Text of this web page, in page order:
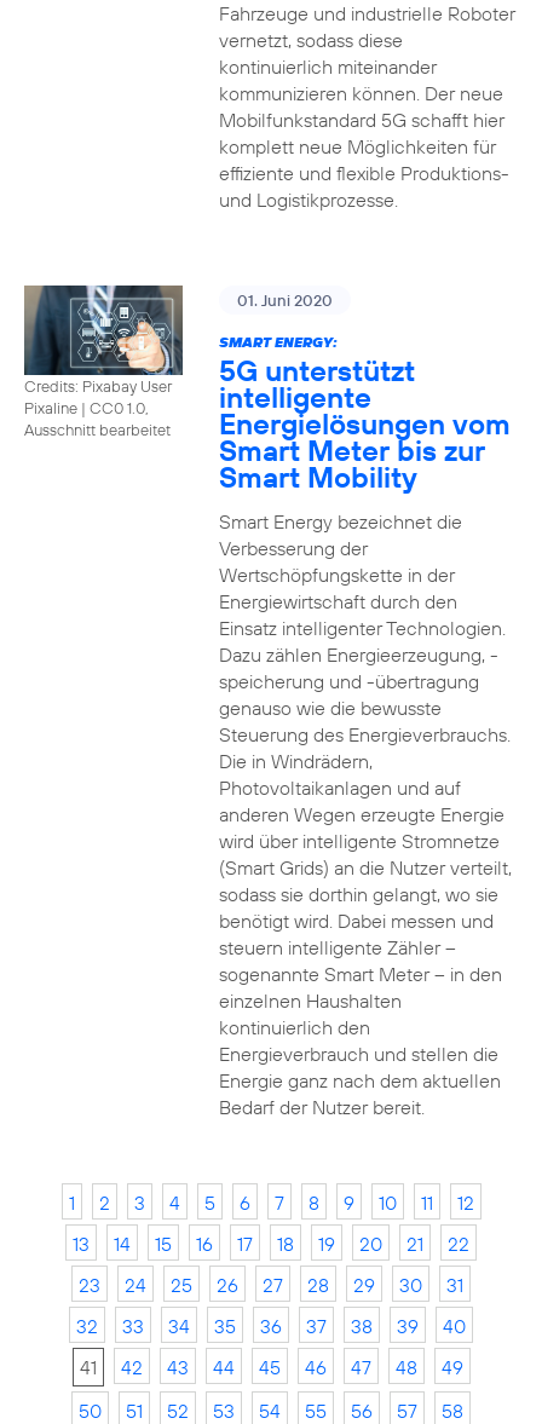
Fahrzeuge und industrielle Roboter
vernetzt, sodass diese
kontinuierlich miteinander
kommunizieren können. Der neue
Mobilfunkstandard 5G schafft hier
komplett neue Möglichkeiten für
effiziente und flexible Produktions-
und Logistikprozesse.
Credits: Pixabay User
Pixaline | CC0 1.0,
Ausschnitt bearbeitet
01. Juni 2020
SMART ENERGY:
5G unterstützt
intelligente
Energielösungen vom
Smart Meter bis zur
Smart Mobility
Smart Energy bezeichnet die
Verbesserung der
Wertschöpfungskette in der
Energiewirtschaft durch den
Einsatz intelligenter Technologien.
Dazu zählen Energieerzeugung, -
speicherung und -übertragung
genauso wie die bewusste
Steuerung des Energieverbrauchs.
Die in Windrädern,
Photovoltaikanlagen und auf
anderen Wegen erzeugte Energie
wird über intelligente Stromnetze
(Smart Grids) an die Nutzer verteilt,
sodass sie dorthin gelangt, wo sie
benötigt wird. Dabei messen und
steuern intelligente Zähler –
sogenannte Smart Meter – in den
einzelnen Haushalten
kontinuierlich den
Energieverbrauch und stellen die
Energie ganz nach dem aktuellen
Bedarf der Nutzer bereit.
1 2 3 4 5 6 7 8 9 10 11
12
13
14 15 16 17 18 19 20 21
22
23
24 25 26 27 28 29 30
31
32
33 34 35 36 37 38 39
40
41
42 43 44 45 46 47 48
49
50
51 52 53 54 55 56 57
58